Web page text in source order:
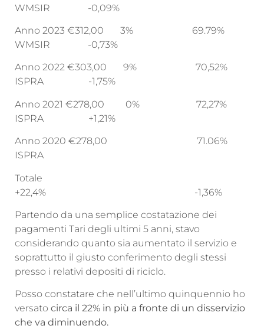
WMSIR -0,09%
Anno 2023 €312,00 3% 69.79%
WMSIR -0,73%
Anno 2022 €303,00 9% 70,52%
ISPRA -1,75%
Anno 2021 €278,00 0% 72,27%
ISPRA +1,21%
Anno 2020 €278,00 71.06%
ISPRA
Totale
+22,4% -1,36%
Partendo da una semplice costatazione dei
pagamenti Tari degli ultimi 5 anni, stavo
considerando quanto sia aumentato il servizio e
soprattutto il giusto conferimento degli stessi
presso i relativi depositi di riciclo.
Posso constatare che nell’ultimo quinquennio ho
versato circa il 22% in più a fronte di un disservizio
che va diminuendo.